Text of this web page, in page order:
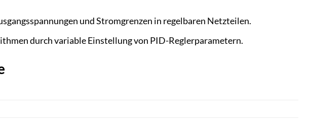
und Stromgrenzen in regelbaren Netzteilen.
durch variable Einstellung von PID-Reglerparametern.